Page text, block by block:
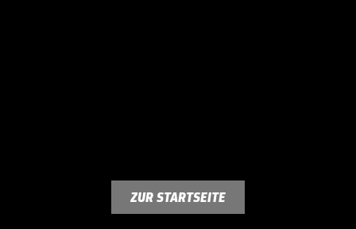
ZUR STARTSEITE